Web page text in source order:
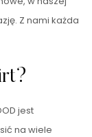
Z nami każda
jest
na wiele